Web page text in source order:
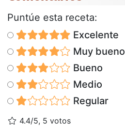
Puntúe esta receta:
Excelente
Muy bueno
Bueno
Medio
Regular
4.4/5, 5 votos